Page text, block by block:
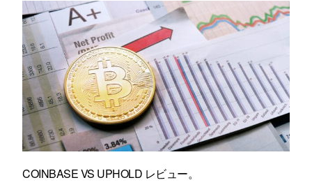
COINBASE VS UPHOLD レビュー。